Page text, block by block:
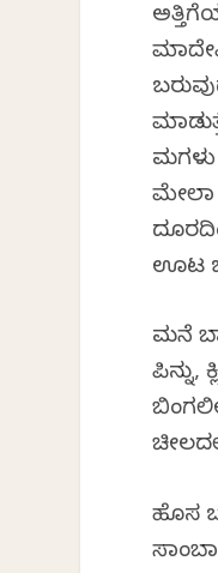
ಮಗಳು
ಊಟ
ಮನೆ
ಪಿನ್ನು,
ಹೊಸ